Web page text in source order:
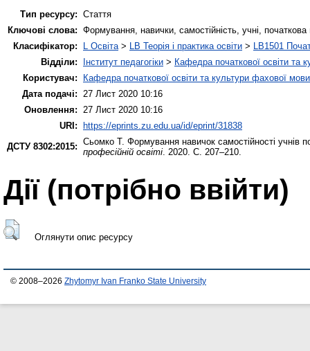
Тип ресурсу: Стаття
Ключові слова: Формування, навички, самостійність, учні,
Класифікатор:
L Освіта > LB Теорія і практика освіти > LB1501
Відділи:
Інститут педагогіки > Кафедра початкової освіти та
Користувач:
Кафедра початкової освіти та культури фахової мови
Дата подачі:
27 Лист 2020 10:16
Оновлення:
27 Лист 2020 10:16
URI: https://eprints.zu.edu.ua/id/eprint/31838
ДСТУ 8302:2015: Сьомко Т. Формування навичок самостійності учнів
професійній освіті . 2020. С. 207–210.
Дії ​​(потрібно ввійти)
Оглянути опис ресурсу
© 2008–2026 Zhytomyr Ivan Franko State University